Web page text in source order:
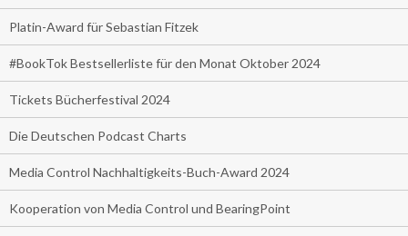
Platin-Award für Sebastian Fitzek
#BookTok Bestsellerliste für den Monat Oktober 2024
Tickets Bücherfestival 2024
Die Deutschen Podcast Charts
Media Control Nachhaltigkeits-Buch-Award 2024
Kooperation von Media Control und BearingPoint